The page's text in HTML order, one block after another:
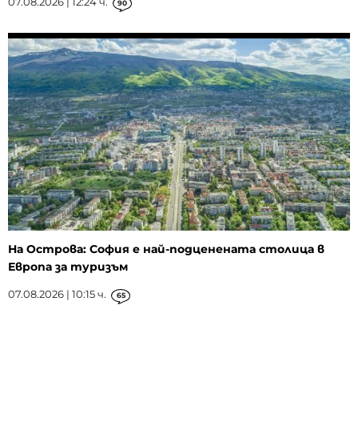
90
На Острова: София е най-подценената столица в
Европа за туризъм
07.08.2026 | 10:15 ч. 65